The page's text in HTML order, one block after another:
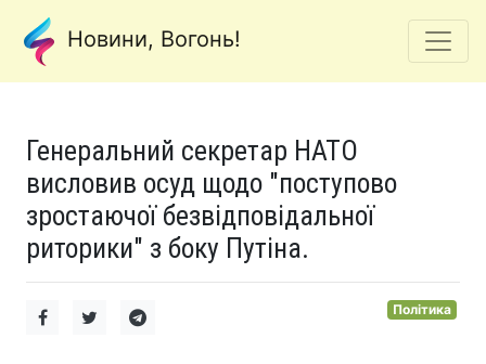
Новини, Вогонь!
Генеральний секретар НАТО
висловив осуд щодо "поступово
зростаючої безвідповідальної
риторики" з боку Путіна.
Політика